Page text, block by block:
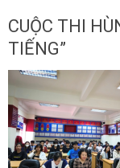
CUỘC THI
TIẾNG”